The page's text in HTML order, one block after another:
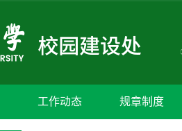
工作动态 规章制度